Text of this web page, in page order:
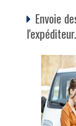
Envoie
l'expéditeur.